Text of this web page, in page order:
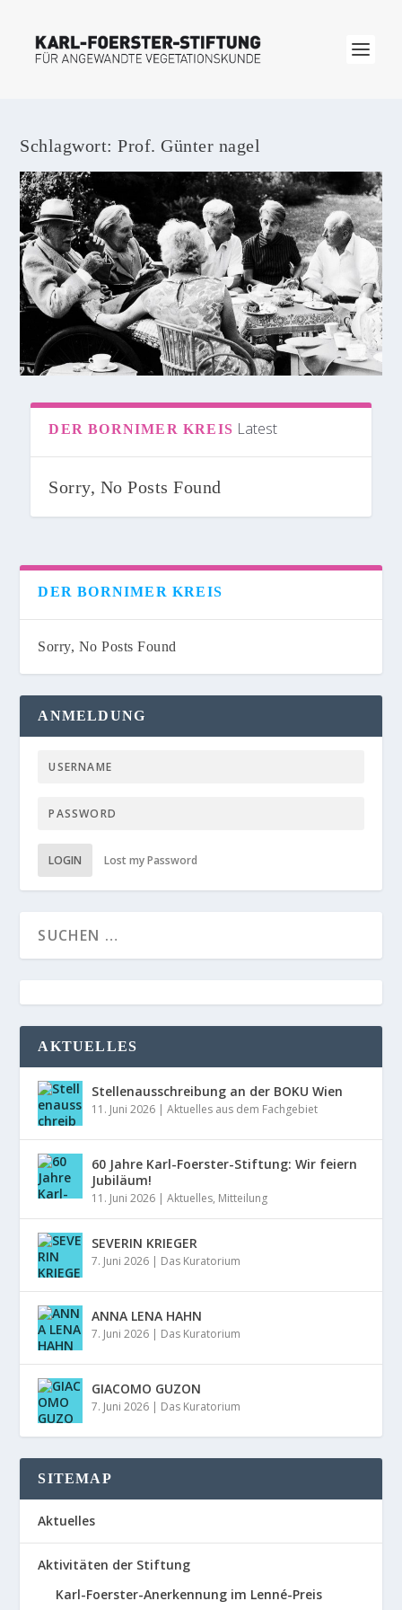
Schlagwort:Prof. Günter nagel
DER BORNIMER KREIS Latest
Sorry, No Posts Found
DER BORNIMER KREIS
Sorry, No Posts Found
ANMELDUNG
LOGIN Lost my Password
AKTUELLES
Stellenausschreibung an der BOKU Wien
11. Juni 2026 |Aktuelles aus dem Fachgebiet
60 Jahre Karl-Foerster-Stiftung: Wir feiern
Jubiläum!
11. Juni 2026 |Aktuelles, Mitteilung
SEVERIN KRIEGER
7. Juni 2026 | Das Kuratorium
ANNA LENA HAHN
7. Juni 2026 | Das Kuratorium
GIACOMO GUZON
7. Juni 2026 | Das Kuratorium
SITEMAP
Aktuelles
Aktivitäten der Stiftung
Karl-Foerster-Anerkennung im Lenné-Preis